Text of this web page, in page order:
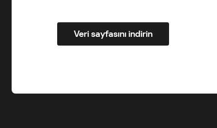
Veri sayfasını indirin